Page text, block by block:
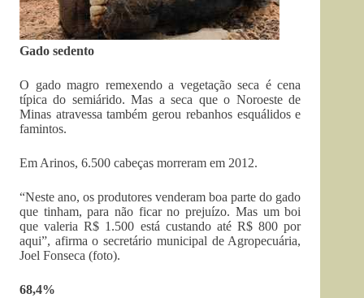
Gado sedento
O gado magro remexendo a vegetação seca é cena
típica do semiárido. Mas a seca que o Noroeste de
Minas atravessa também gerou rebanhos esquálidos e
famintos.
Em Arinos, 6.500 cabeças morreram em 2012.
“Neste ano, os produtores venderam boa parte do gado
que tinham, para não ficar no prejuízo. Mas um boi
que valeria R$ 1.500 está custando até R$ 800 por
aqui”, afirma o secretário municipal de Agropecuária,
Joel Fonseca (foto).
68,4%